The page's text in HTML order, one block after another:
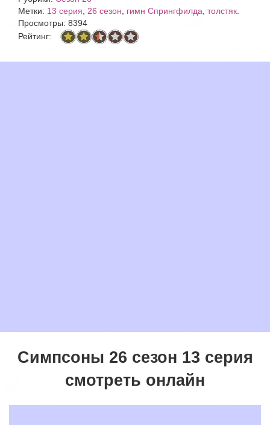
Метки: 13 серия 26 сезон гимн Спрингфилда толстяк
Просмотры: 8394
Рейтинг:
Симпсоны 26 сезон 13 серия
смотреть онлайн